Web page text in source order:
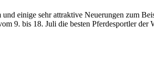
einige sehr attraktive Neuerungen zum
9. bis 18. Juli die besten Pferdesportler